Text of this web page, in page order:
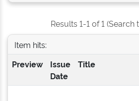
Results 1-1 of 1
Item hits:
Preview
Issue
Date
Title